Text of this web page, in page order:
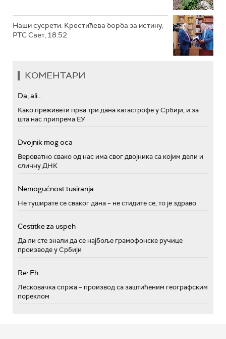
Наши сусрети: Крестићева борба за истину,
РТС Свет, 18.52
КОМЕНТАРИ
Da, ali...
Како преживети прва три дана катастрофе у Србији, и за
шта нас припрема ЕУ
Dvojnik mog oca
Вероватно свако од нас има свог двојника са којим дели и
сличну ДНК
Nemogućnost tusiranja
Не туширате се сваког дана – не стидите се, то је здраво
Cestitke za uspeh
Да ли сте знали да се најбоље грамофонске ручице
производе у Србији
Re: Eh...
Лесковачка спржа – производ са заштићеним географским
пореклом